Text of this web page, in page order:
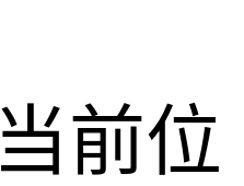
当前位